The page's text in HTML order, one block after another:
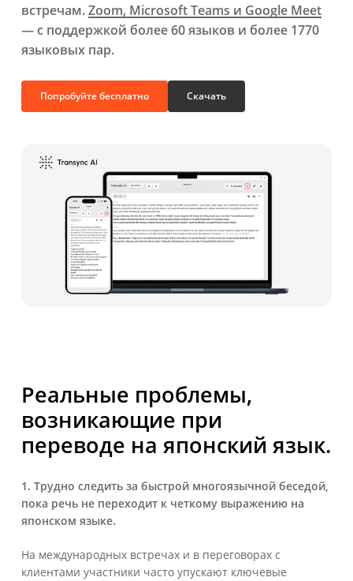
встречам.Zoom, Microsoft Teams и Google Meet
— с поддержкой более 60 языков и более 1770
языковых пар.
Попробуйте бесплатно Скачать
Реальные проблемы,
возникающие при
переводе на японский язык.
1. Трудно следить за быстрой многоязычной беседой,
пока речь не переходит к четкому выражению на
японском языке.
На международных встречах и в переговорах с
клиентами участники часто упускают ключевые